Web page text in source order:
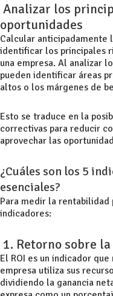
Analizar los
oportunidades
Calcular anticipadamente
identificar los principales
una empresa. Al analizar
pueden identificar áreas
altos o los márgenes de
Esto se traduce en la
correctivas para reducir
aprovechar las
¿Cuáles son los 5
esenciales?
Para medir la
indicadores:
1. Retorno sobre
El ROI es un indicador
empresa utiliza sus
dividiendo la ganancia